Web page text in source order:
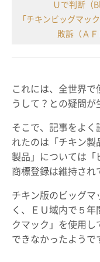
Ｕで判断（
「チキンビッグマッ
敗訴（Ａ
これには、全世界
うして？との疑問が
そこで、記事をよく
れたのは「チキン製
製品」については「
商標登録は維持され
チキン版のビッグマ
く、ＥＵ域内で５年
クマック」を使用
できなかったようで